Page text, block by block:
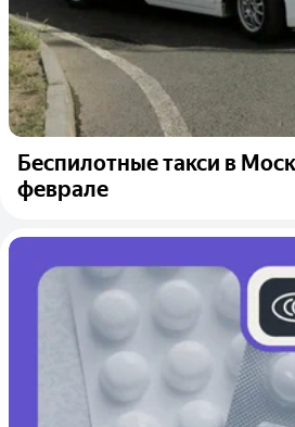
Беспилотные такси в
феврале